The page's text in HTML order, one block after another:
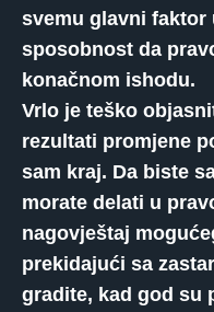
svemu glavni faktor
sposobnost da
konačnom ishodu.
Vrlo je teško
rezultati promjene
sam kraj. Da biste
morate delati u
nagovještaj
prekidajući sa
gradite, kad god su